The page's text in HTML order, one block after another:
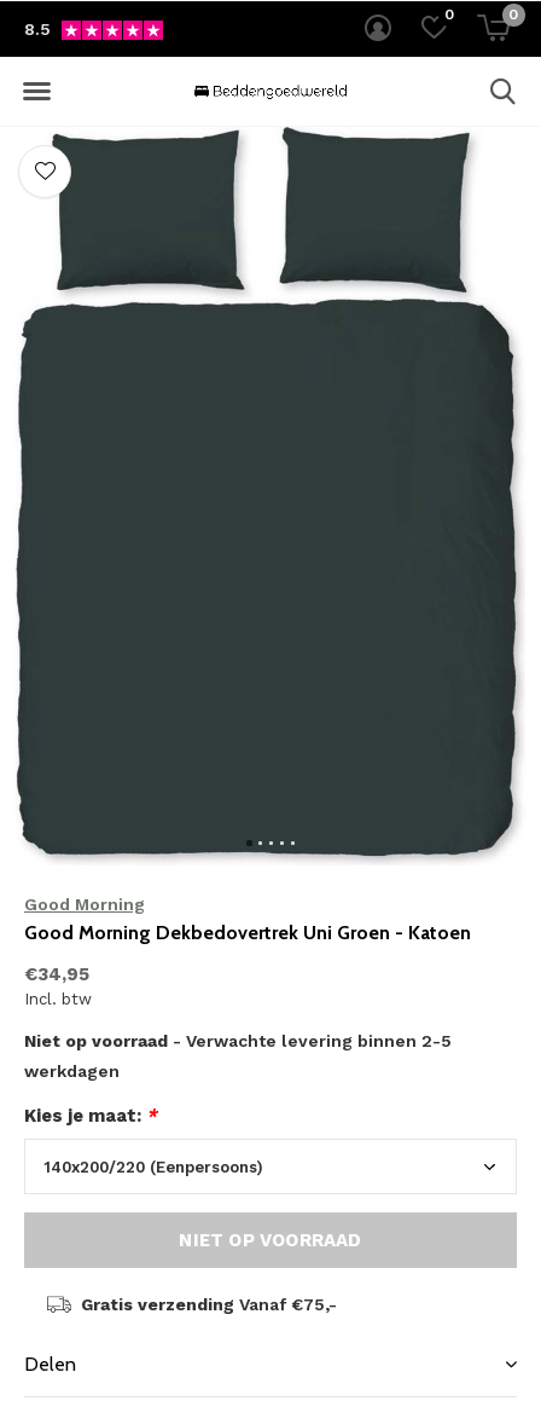
0 0
8.5
Good Morning
Good Morning Dekbedovertrek Uni Groen - Katoen
€34,95
Incl. btw
Niet op voorraad - Verwachte levering binnen 2-5
werkdagen
Kies je maat: *
NIET OP VOORRAAD
Gratis verzending Vanaf €75,-
Delen